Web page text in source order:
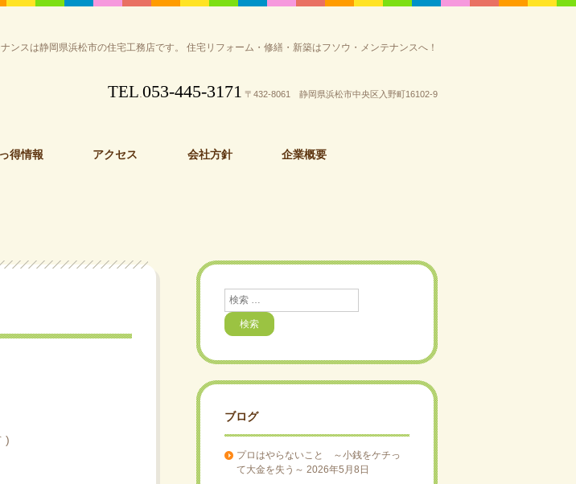
ンスは静岡県浜松市の住宅工務店です。 住宅リフォーム・修繕・新築はフソウ・メンテナンスへ！
TEL 053-445-3171 〒432-8061 静岡県浜松市中央区入野町16102-9
得情報 アクセス 会社方針 企業概要
)
検
索
ブログ
プロはやらないこと ～小銭をケチっ
て大金を失う～ 2026年5月8日